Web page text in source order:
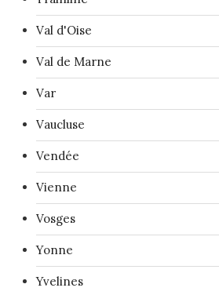
Val d'Oise
Val de Marne
Var
Vaucluse
Vendée
Vienne
Vosges
Yonne
Yvelines